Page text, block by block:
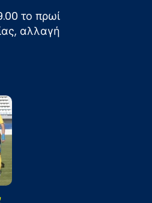
το πρωί
αλλαγή